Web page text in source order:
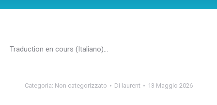
Traduction en cours (Italiano)…
Categoria: Non categorizzato Di laurent 13 Maggio 2026